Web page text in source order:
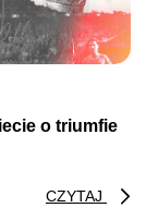
o triumfie
CZYTAJ